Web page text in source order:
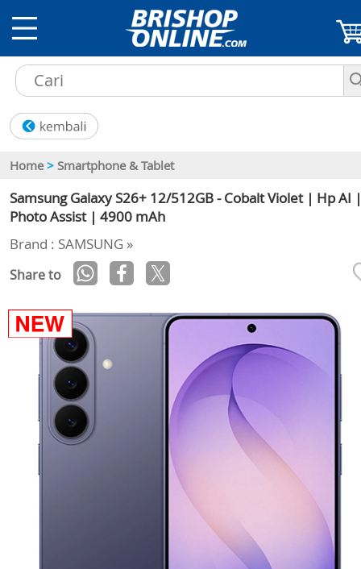
Home > Smartphone & Tablet
Samsung Galaxy S26+ 12/512GB - Cobalt Violet | Hp AI |
Photo Assist | 4900 mAh
Brand : SAMSUNG »
Share to